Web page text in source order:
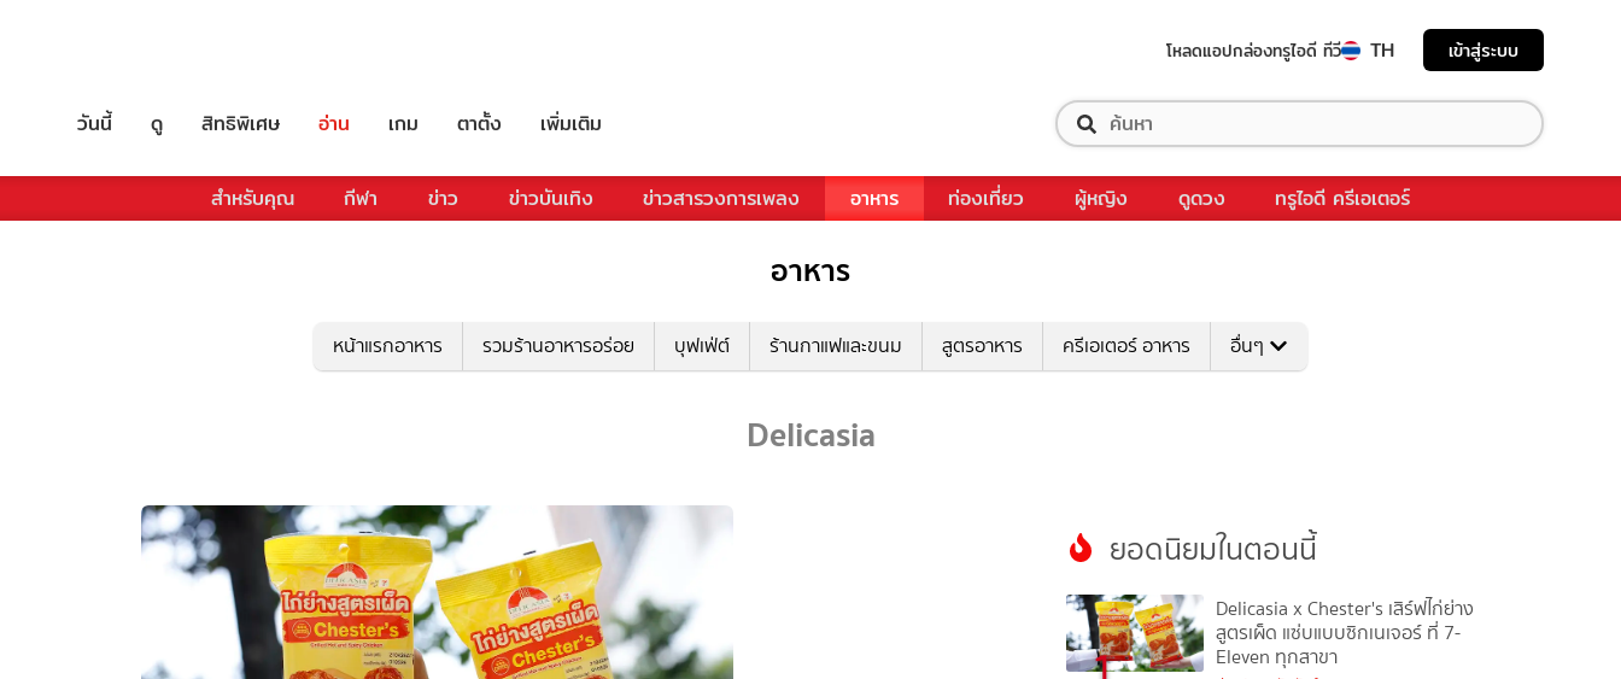
โหลดแอปกล่องทรูไอดี ทีวี TH เข้าสู่ระบบ
วันนี้ ดู สิทธิพิเศษ อ่าน เกม ตาตั้ง เพิ่มเติม
สำหรับคุณ กีฬา ข่าว ข่าวบันเทิง ข่าวสารวงการเพลง อาหาร ท่องเที่ยว ผู้หญิง ดูดวง ทรูไอดี ครีเอเตอร์
อาหาร
หน้าแรกอาหาร รวมร้านอาหารอร่อย บุฟเฟ่ต์ ร้านกาแฟและขนม สูตรอาหาร ครีเอเตอร์ อาหาร อื่นๆ
Delicasia
ยอดนิยมในตอนนี้
Delicasia x Chester's เสิร์ฟไก่ย่าง
สูตรเผ็ด แซ่บแบบซิกเนเจอร์ ที่ 7-
Eleven ทุกสาขา